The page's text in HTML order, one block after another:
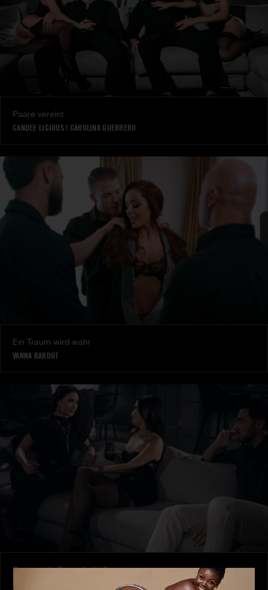
Paare vereint
CANDEE LICIOUS| CAROLINA GUERRERO
Ein Traum wird wahr
VANNA BARDOT
Brennende Freundschaft
MILENA RAY